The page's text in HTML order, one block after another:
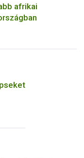
afrikai